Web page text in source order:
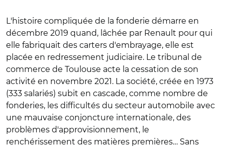
L'histoire compliquée de la fonderie démarre en
décembre 2019 quand, lâchée par Renault pour qui
elle fabriquait des carters d'embrayage, elle est
placée en redressement judiciaire. Le tribunal de
commerce de Toulouse acte la cessation de son
activité en novembre 2021. La société, créée en 1973
(333 salariés) subit en cascade, comme nombre de
fonderies, les difficultés du secteur automobile avec
une mauvaise conjoncture internationale, des
problèmes d'approvisionnement, le
renchérissement des matières premières… Sans